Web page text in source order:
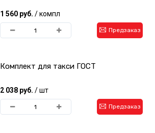
1 560 руб. / компл
Предзаказ
Комплект для такси ГОСТ
2 038 руб. / шт
Предзаказ